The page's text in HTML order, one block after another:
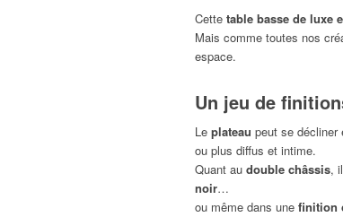
Cette table basse de luxe
Mais comme toutes nos
espace.
Un jeu de
Le plateau peut se décliner
ou plus diffus et intime.
Quant au double châssis,
noir…
ou même dans une finition